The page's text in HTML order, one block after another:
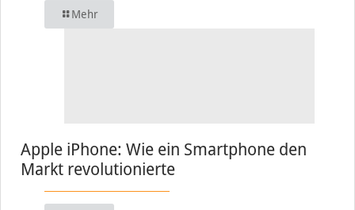
Mehr
Apple iPhone: Wie ein Smartphone den
Markt revolutionierte